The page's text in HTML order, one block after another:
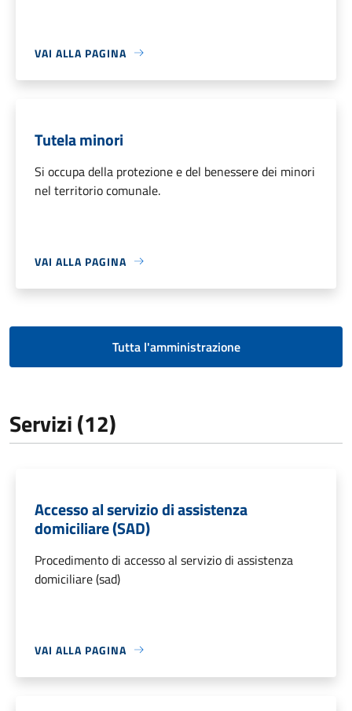
VAI ALLA PAGINA
Tutela minori
Si occupa della protezione e del benessere dei minori
nel territorio comunale.
VAI ALLA PAGINA
Tutta l'amministrazione
Servizi (12)
Accesso al servizio di assistenza
domiciliare (SAD)
Procedimento di accesso al servizio di assistenza
domiciliare (sad)
VAI ALLA PAGINA